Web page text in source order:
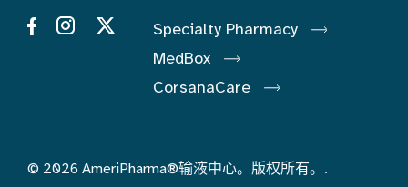
Specialty Pharmacy
MedBox
CorsanaCare
© 2026 AmeriPharma®输液中心。版权所有。.